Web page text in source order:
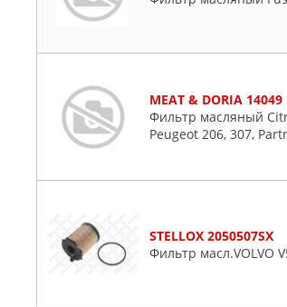
MEAT & DORIA 14049
Фильтр масляный
Peugeot 206, 307,
STELLOX 2050507SX
Фильтр масл.VOLVO